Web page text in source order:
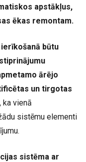
apstākļus,
ēkas remontam.
būtu
ārējo
un tirgotas
ka vienā
sistēmu elementi
sistēma ar